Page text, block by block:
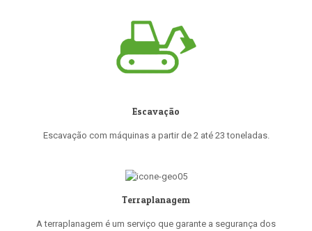
Escavação
Escavação com máquinas a partir de 2 até 23 toneladas.
Terraplanagem
A terraplanagem é um serviço que garante a segurança dos